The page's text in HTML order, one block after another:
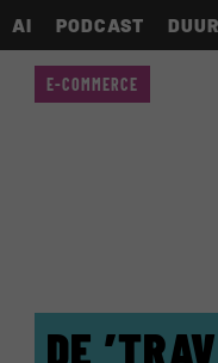
AI PODCAST
DE
E-COMMERCE